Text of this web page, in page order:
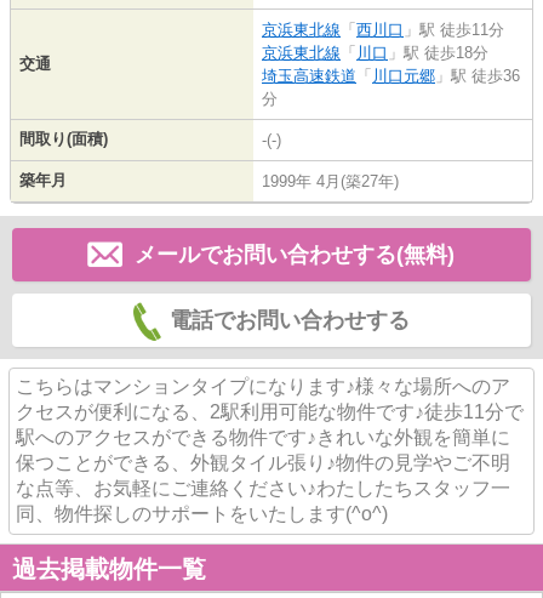
交通
京浜東北線 「 西川口 」駅 徒歩11分
京浜東北線 「 川口 」駅 徒歩18分
埼玉高速鉄道 「 川口元郷 」駅 徒歩36
分
間取り(面積) -(-)
築年月 1999年 4月(築27年)
メールでお問い合わせする(無料)
電話でお問い合わせする
こちらはマンションタイプになります♪様々な場所へのア
クセスが便利になる、2駅利用可能な物件です♪徒歩11分で
駅へのアクセスができる物件です♪きれいな外観を簡単に
保つことができる、外観タイル張り♪物件の見学やご不明
な点等、お気軽にご連絡ください♪わたしたちスタッフ一
同、物件探しのサポートをいたします(^o^)
過去掲載物件一覧